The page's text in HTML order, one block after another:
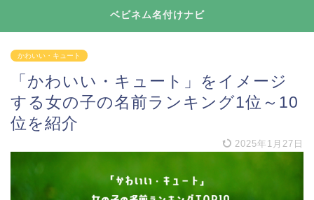
ベビネム名付けナビ
かわいい・キュート
「かわいい・キュート」をイメージ
する女の子の名前ランキング1位～10
位を紹介
2025年1月27日